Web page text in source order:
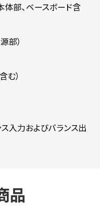
部、ベースボード含
部）
む）
入力およびバランス出
品